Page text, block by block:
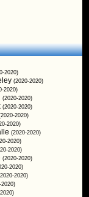
2020)
(2020-2020)
2020)
(2020-2020)
(2020-2020)
2020)
2020)
(2020-2020)
2020)
2020)
(2020-2020)
2020)
2020)
2020)